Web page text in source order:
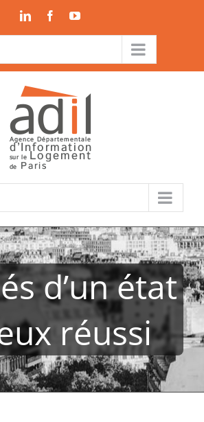
LinkedInFacebookYouTube
d’un état
réussi